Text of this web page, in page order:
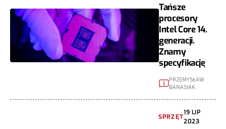
Tańsze
procesory
Intel Core 14.
generacji.
Znamy
specyfikację
1
PRZEMYSŁAW
BANASIAK
SPRZĘT
19 LIP
2023